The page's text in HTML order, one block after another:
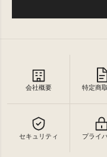
会社概要 特定商
セキュリティ プライ